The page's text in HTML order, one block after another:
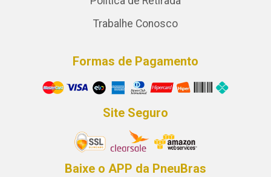
Trabalhe Conosco
Formas de Pagamento
Site Seguro
Baixe o APP da PneuBras